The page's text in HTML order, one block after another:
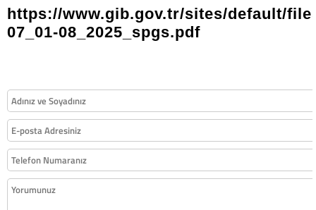
https://www.gib.gov.tr/sites/default/
07_01-08_2025_spgs.pdf